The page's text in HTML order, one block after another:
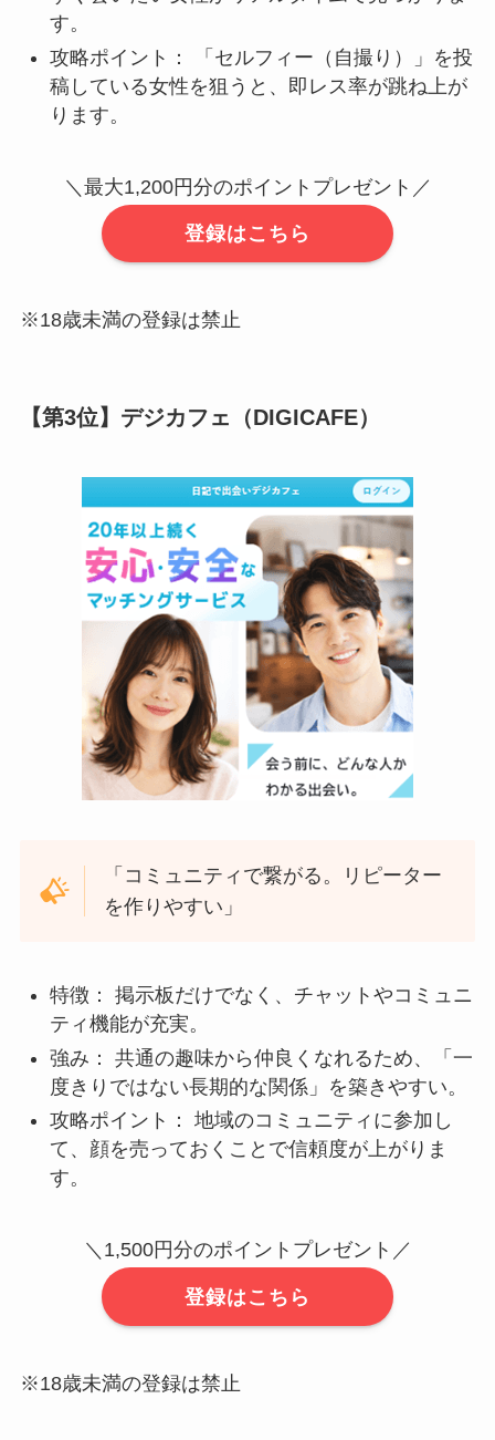
す。
攻略ポイント： 「セルフィー（自撮り）」を投
稿している女性を狙うと、即レス率が跳ね上が
ります。
＼最大1,200円分のポイントプレゼント／
登録はこちら
※18歳未満の登録は禁止
【第3位】デジカフェ（DIGICAFE）
「コミュニティで繋がる。リピーター
を作りやすい」
特徴： 掲示板だけでなく、チャットやコミュニ
ティ機能が充実。
強み： 共通の趣味から仲良くなれるため、「一
度きりではない長期的な関係」を築きやすい。
攻略ポイント： 地域のコミュニティに参加し
て、顔を売っておくことで信頼度が上がりま
す。
＼1,500円分のポイントプレゼント／
登録はこちら
※18歳未満の登録は禁止